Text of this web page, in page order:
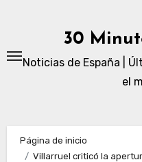
30
Noticias de España |
el
Página de inicio
Villarruel criticó la